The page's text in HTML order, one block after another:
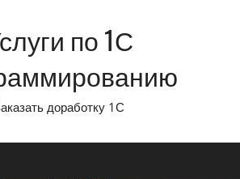
по 1С
доработку 1С